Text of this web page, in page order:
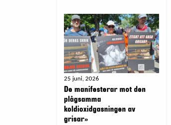
25 juni, 2026
De manifesterar mot den
plågsamma
koldioxidgasningen av
grisar»